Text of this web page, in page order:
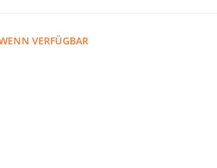
VERFÜGBAR